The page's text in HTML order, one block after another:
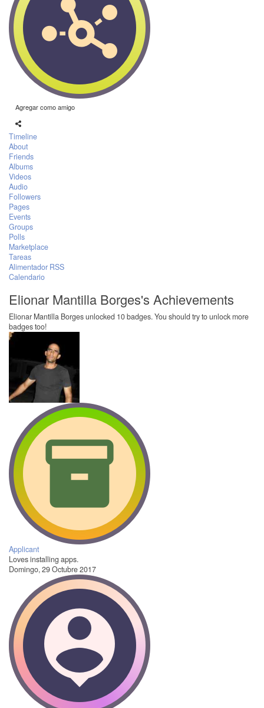
Agregar como amigo
Timeline
About
Friends
Albums
Videos
Audio
Followers
Pages
Events
Groups
Polls
Marketplace
Tareas
Alimentador RSS
Calendario
Elionar Mantilla Borges's Achievements
Elionar Mantilla Borges unlocked 10 badges. You should try to unlock more
badges too!
Applicant
Loves installing apps.
Domingo, 29 Octubre 2017